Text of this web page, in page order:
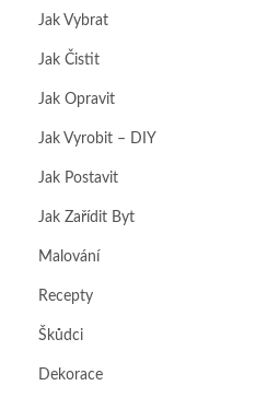
Jak Vybrat
Jak Čistit
Jak Opravit
Jak Vyrobit – DIY
Jak Postavit
Jak Zařídit Byt
Malování
Recepty
Škůdci
Dekorace